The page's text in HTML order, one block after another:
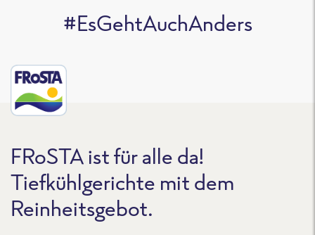
#EsGehtAuchAnders
FRoSTA ist für alle da!
Tiefkühlgerichte mit dem
Reinheitsgebot.